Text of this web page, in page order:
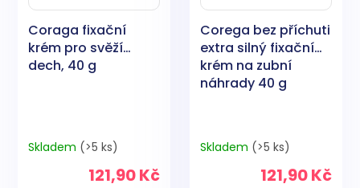
Coraga fixační
krém pro svěží
dech, 40 g
Skladem (>5 ks)
121,90 Kč
Corega bez příchuti
extra silný fixační
krém na zubní
náhrady 40 g
Skladem (>5 ks)
121,90 Kč